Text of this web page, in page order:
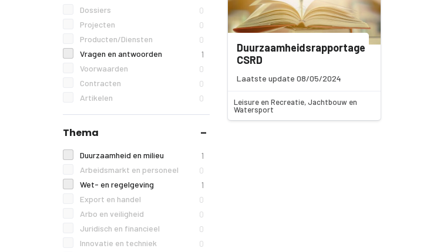
Dossiers 0
Projecten 0
Producten/Diensten 0
Vragen en antwoorden 1
Voorwaarden 0
Contracten 0
Artikelen 0
Thema
Duurzaamheid en milieu 1
Arbeidsmarkt en personeel 0
Wet- en regelgeving 1
Export en handel 0
Arbo en veiligheid 0
Juridisch en financieel 0
Innovatie en techniek 0
Duurzaamheidsrapportage
CSRD
Laatste update 08/05/2024
Leisure en Recreatie, Jachtbouw en
Watersport